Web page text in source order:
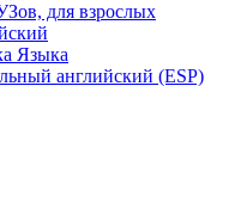
для взрослых
Языка
английский (ESP)